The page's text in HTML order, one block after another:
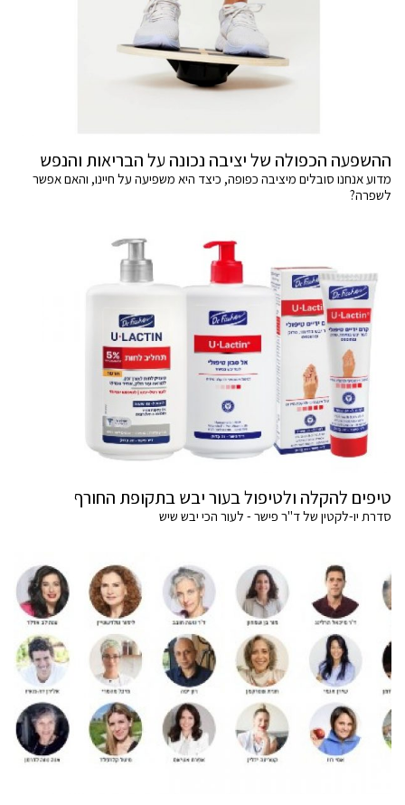
ההשפעה הכפולה של יציבה נכונה על הבריאות והנפש
מדוע אנחנו סובלים מיציבה כפופה, כיצד היא משפיעה על חיינו, והאם אפשר
לשפרה?
טיפים להקלה ולטיפול בעור יבש בתקופת החורף
סדרת יו-לקטין של ד"ר פישר - לעור הכי יבש שיש